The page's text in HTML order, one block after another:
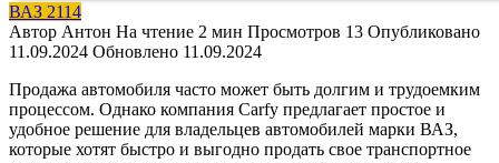
ВАЗ 2114
Автор Антон На чтение 2 мин Просмотров 13 Опубликовано
11.09.2024 Обновлено 11.09.2024
Продажа автомобиля часто может быть долгим и трудоемким
процессом. Однако компания Carfy предлагает простое и
удобное решение для владельцев автомобилей марки ВАЗ,
которые хотят быстро и выгодно продать свое транспортное